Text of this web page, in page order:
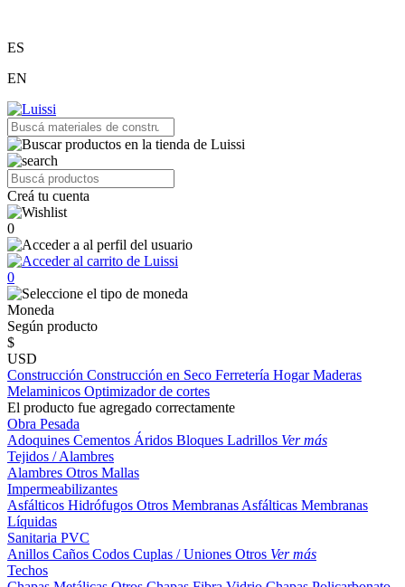
ES
EN
Creá tu cuenta
0
0
Moneda
Según producto
$
USD
Construcción Construcción en Seco Ferretería HogarMaderas
Melaminicos Optimizador de cortes
El producto fue agregado correctamente
Obra Pesada
Adoquines Cementos Áridos Bloques Ladrillos Ver más
Tejidos / Alambres
Alambres Otros Mallas
Impermeabilizantes
Asfálticos Hidrófugos Otros Membranas Asfálticas Membranas
Líquidas
Sanitaria PVC
Anillos Caños Codos Cuplas / Uniones Otros Ver más
Techos